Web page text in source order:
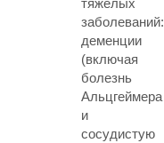
тяжелых
заболеваний:
деменции
(включая
болезнь
Альцгеймера
и
сосудистую